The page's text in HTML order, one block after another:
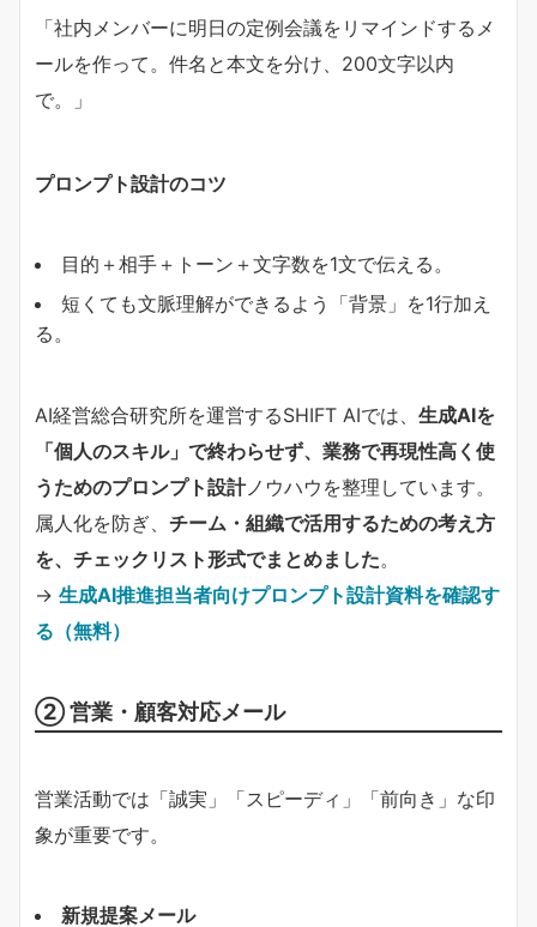
「社内メンバーに明日の定例会議をリマインドするメ
ールを作って。件名と本文を分け、200文字以内
で。」
プロンプト設計のコツ
目的＋相手＋トーン＋文字数を1文で伝える。
短くても文脈理解ができるよう「背景」を1行加え
る。
AI経営総合研究所を運営するSHIFT AIでは、 生成AIを
「個人のスキル」で終わらせず、業務で再現性高く使
うためのプロンプト設計ノウハウを整理しています。
属人化を防ぎ、 チーム・組織で活用するための考え方
を、チェックリスト形式でまとめました。
→ 生成AI推進担当者向けプロンプト設計資料を確認す
る（無料）
② 営業・顧客対応メール
営業活動では「誠実」「スピーディ」「前向き」な印
象が重要です。
新規提案メール